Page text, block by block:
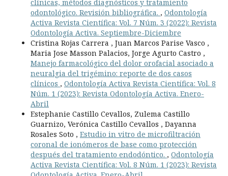
clínicas, métodos diagnósticos y tratamiento
odontológico. Revisión bibliográfica. , Odontología
Activa Revista Científica: Vol. 7 Núm. 3 (2022): Revista
Odontología Activa. Septiembre-Diciembre
Cristina Rojas Carrera , Juan Marcos Parise Vasco ,
Maria Jose Masson Palacios, Jorge Agurto Castro ,
Manejo farmacológico del dolor orofacial asociado a
neuralgia del trigémino: reporte de dos casos
clínicos , Odontología Activa Revista Científica: Vol. 8
Núm. 1 (2023): Revista Odontología Activa. Enero-
Abril
Estephanie Castillo Cevallos, Zulema Castillo
Guarnizo, Verónica Castillo Cevallos , Dayanna
Rosales Soto , Estudio in vitro de microfiltración
coronal de ionómeros de base como protección
después del tratamiento endodóntico. , Odontología
Activa Revista Científica: Vol. 8 Núm. 1 (2023): Revista